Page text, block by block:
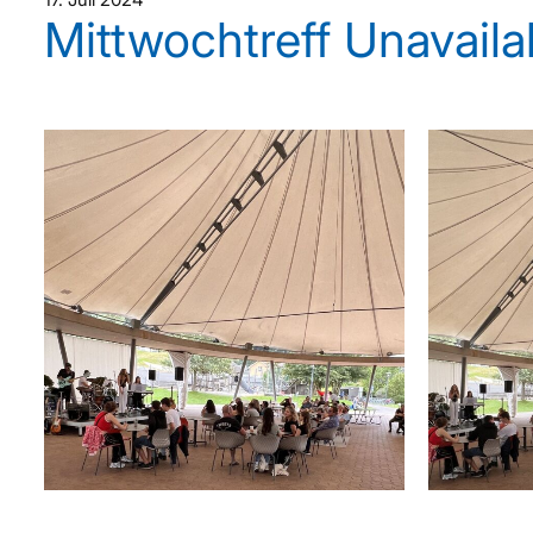
Mittwochtreff